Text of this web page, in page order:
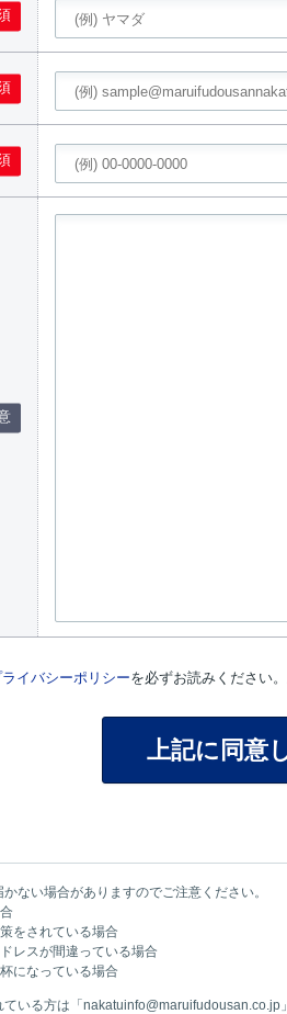
イバシーポリシーを必ずお読みください
ない場合がありますのでご注意ください。
をされている場合
レスが間違っている場合
になっている場合
いる方は「nakatuinfo@maruifudousan.co.jp